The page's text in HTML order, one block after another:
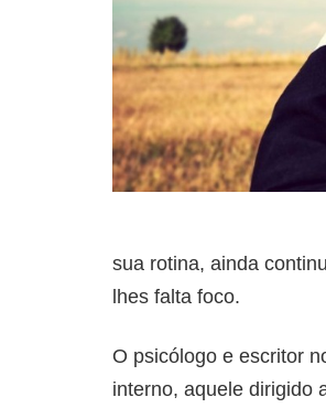
sua rotina, ainda
lhes falta foco.
O psicólogo e escritor
interno, aquele dirigido